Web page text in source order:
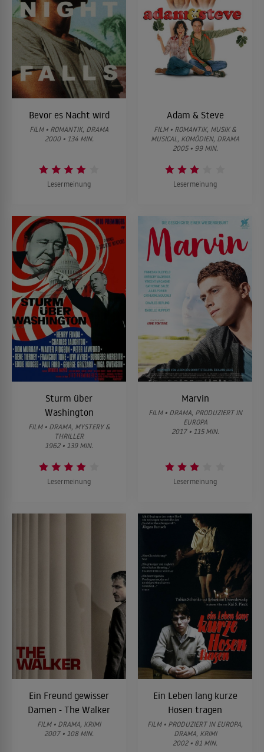
Bevor es Nacht wird
FILM • ROMANTIK, DRAMA
2000 • 134 MIN.
Lesermeinung
Adam & Steve
FILM • ROMANTIK, MUSIK &
MUSICAL, KOMÖDIEN, DRAMA
2005 • 99 MIN.
Lesermeinung
Sturm über
Washington
FILM • DRAMA, MYSTERY &
THRILLER
1962 • 139 MIN.
Lesermeinung
Marvin
FILM • DRAMA, PRODUZIERT IN
EUROPA
2017 • 115 MIN.
Lesermeinung
Ein Freund gewisser
Damen - The Walker
FILM • DRAMA, KRIMI
2007 • 108 MIN.
Ein Leben lang kurze
Hosen tragen
FILM • PRODUZIERT IN EUROPA,
DRAMA, KRIMI
2002 • 81 MIN.